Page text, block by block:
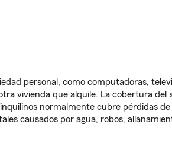
personal, como computadoras,
vivienda que alquile. La cobertura del
normalmente cubre pérdidas
causados por agua, robos,